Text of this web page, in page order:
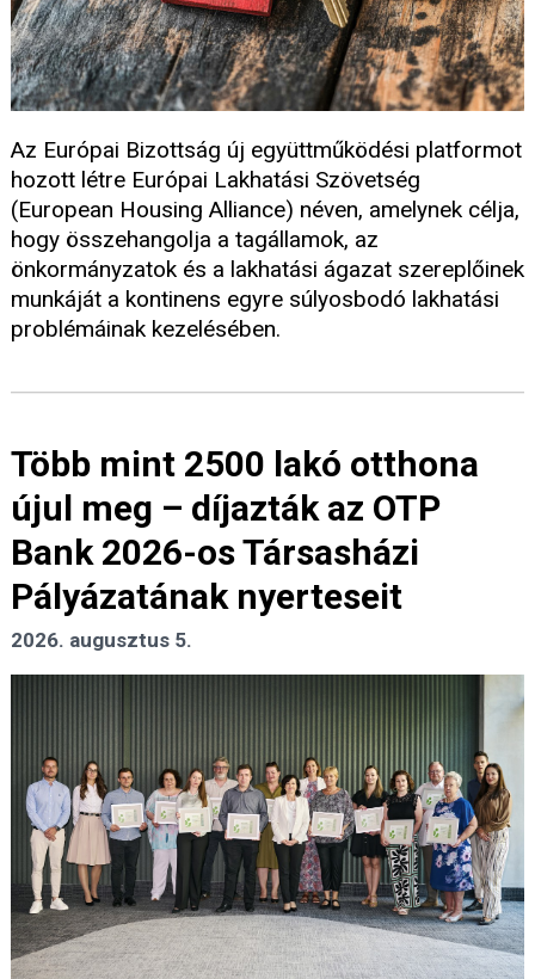
Az Európai Bizottság új együttműködési platformot
hozott létre Európai Lakhatási Szövetség
(European Housing Alliance) néven, amelynek célja,
hogy összehangolja a tagállamok, az
önkormányzatok és a lakhatási ágazat szereplőinek
munkáját a kontinens egyre súlyosbodó lakhatási
problémáinak kezelésében.
Több mint 2500 lakó otthona
újul meg – díjazták az OTP
Bank 2026-os Társasházi
Pályázatának nyerteseit
2026. augusztus 5.